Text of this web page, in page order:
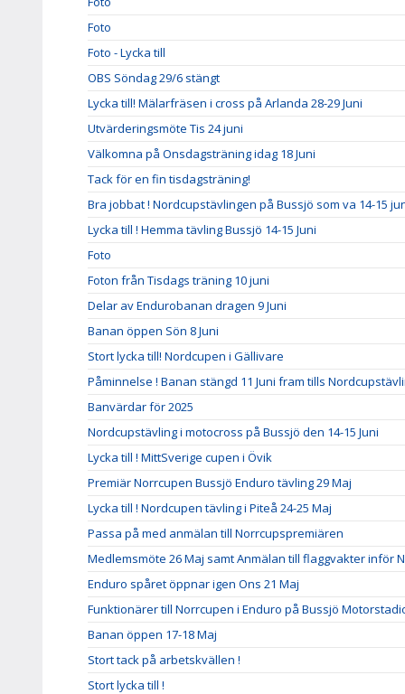
Foto
Foto - Lycka till
OBS Söndag 29/6 stängt
Lycka till! Mälarfräsen i cross på Arlanda 28-29 Juni
Utvärderingsmöte Tis 24 juni
Välkomna på Onsdagsträning idag 18 Juni
Tack för en fin tisdagsträning!
Bra jobbat ! Nordcupstävlingen på Bussjö som va 14-15
Lycka till ! Hemma tävling Bussjö 14-15 Juni
Foto
Foton från Tisdags träning 10 juni
Delar av Endurobanan dragen 9 Juni
Banan öppen Sön 8 Juni
Stort lycka till! Nordcupen i Gällivare
Påminnelse ! Banan stängd 11 Juni fram tills
Banvärdar för 2025
Nordcupstävling i motocross på Bussjö den 14-15 Juni
Lycka till ! MittSverige cupen i Övik
Premiär Norrcupen Bussjö Enduro tävling 29 Maj
Lycka till ! Nordcupen tävling i Piteå 24-25 Maj
Passa på med anmälan till Norrcupspremiären
Medlemsmöte 26 Maj samt Anmälan till flaggvakter inför
Enduro spåret öppnar igen Ons 21 Maj
Funktionärer till Norrcupen i Enduro på Bussjö
Banan öppen 17-18 Maj
Stort tack på arbetskvällen !
Stort lycka till !